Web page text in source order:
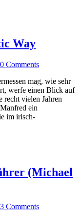
Way
0 Comments
mag, wie sehr
werfe einen Blick auf
recht vielen Jahren
ein
im irisch-
(Michael
3 Comments